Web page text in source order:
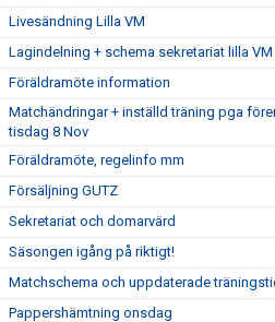
Livesändning Lilla VM
Lagindelning + schema sekretariat lilla VM
Föräldramöte information
Matchändringar + inställd träning pga
tisdag 8 Nov
Föräldramöte, regelinfo mm
Försäljning GUTZ
Sekretariat och domarvärd
Säsongen igång på riktigt!
Matchschema och uppdaterade
Pappershämtning onsdag